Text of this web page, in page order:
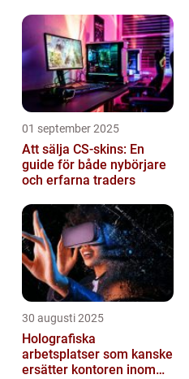
01 september 2025
Att sälja CS-skins: En
guide för både nybörjare
och erfarna traders
30 augusti 2025
Holografiska
arbetsplatser som kanske
ersätter kontoren inom